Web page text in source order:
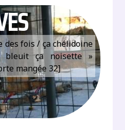
des fois / ça chélidoine
ça noisette »
mangée 32]